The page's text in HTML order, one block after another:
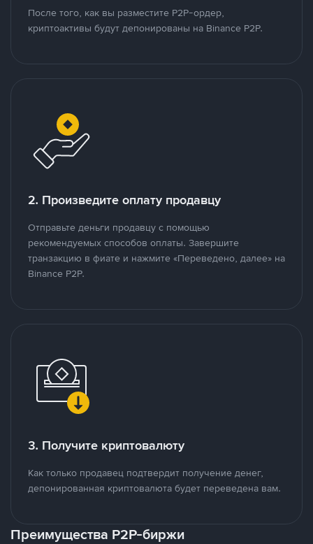
После того, как вы разместите P2P-ордер,
криптоактивы будут депонированы на Binance P2P.
2. Произведите оплату продавцу
Отправьте деньги продавцу с помощью
рекомендуемых способов оплаты. Завершите
транзакцию в фиате и нажмите «Переведено, далее» на
Binance P2P.
3. Получите криптовалюту
Как только продавец подтвердит получение денег,
депонированная криптовалюта будет переведена вам.
Преимущества P2P-биржи